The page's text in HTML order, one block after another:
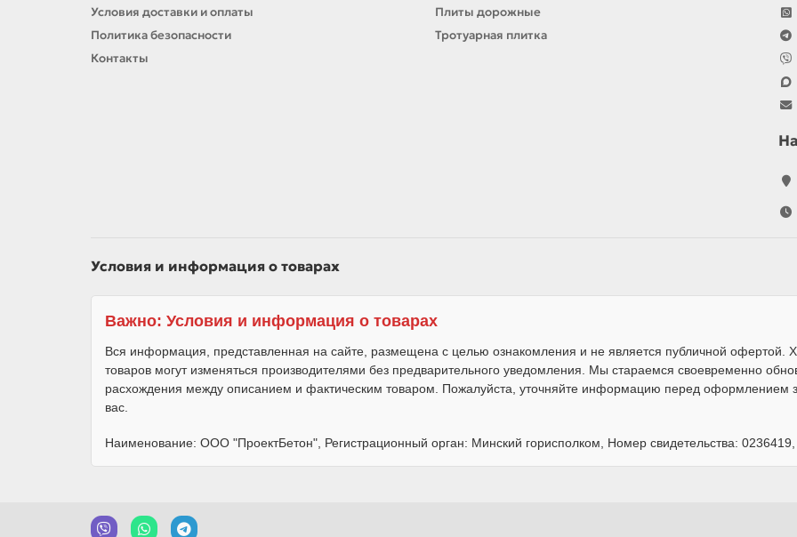
Условия доставки и оплаты
Политика безопасности
Контакты
Плиты дорожные
Тротуарная плитка
Условия и информация о товарах
Важно: Условия и информация о товарах
Вся информация, представленная на сайте, размещена с целью ознакомления и не является публичной офертой.
товаров могут изменяться производителями без предварительного уведомления. Мы стараемся своевременно
расхождения между описанием и фактическим товаром. Пожалуйста, уточняйте информацию перед оформлением
вас.
Наименование: ООО "ПроектБетон", Регистрационный орган: Минский горисполком, Номер свидетельства: